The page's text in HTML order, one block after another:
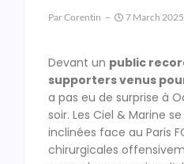
ParCorentin 7 March 2025
Devant un public
supporters venus
a pas eu de surprise à
soir. Les Ciel & Marine
inclinées face au Paris
chirurgicales